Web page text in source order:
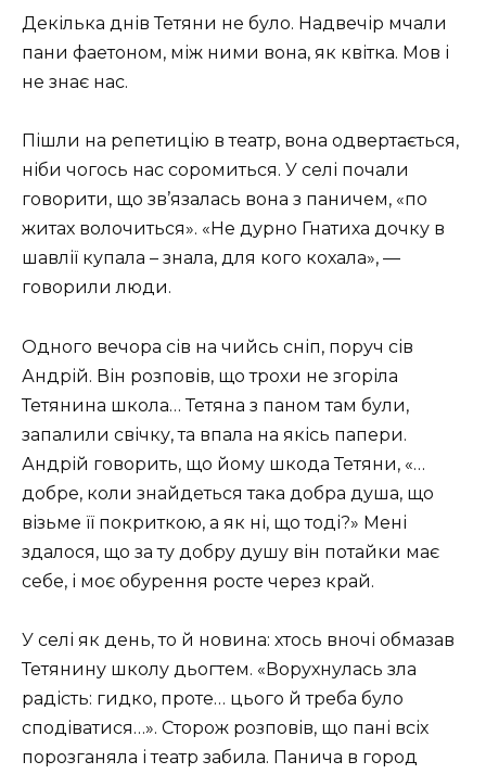
Декілька днів Тетяни не було. Надвечір мчали
пани фаетоном, між ними вона, як квітка. Мов і
не знає нас.
Пішли на репетицію в театр, вона одвертається,
ніби чогось нас соромиться. У селі почали
говорити, що зв’язалась вона з паничем, «по
житах волочиться». «Не дурно Гнатиха дочку в
шавлії купала – знала, для кого кохала», —
говорили люди.
Одного вечора сів на чийсь сніп, поруч сів
Андрій. Він розповів, що трохи не згоріла
Тетянина школа… Тетяна з паном там були,
запалили свічку, та впала на якісь папери.
Андрій говорить, що йому шкода Тетяни, «…
добре, коли знайдеться така добра душа, що
візьме її покриткою, а як ні, що тоді?» Мені
здалося, що за ту добру душу він потайки має
себе, і моє обурення росте через край.
У селі як день, то й новина: хтось вночі обмазав
Тетянину школу дьогтем. «Ворухнулась зла
радість: гидко, проте… цього й треба було
сподіватися…». Сторож розповів, що пані всіх
порозганяла і театр забила. Панича в город